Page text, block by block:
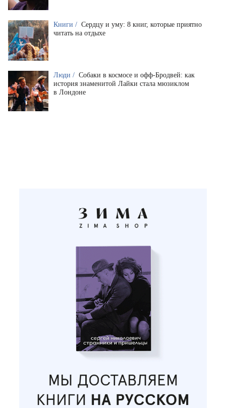
Книги / Сердцу и уму: 8 книг, которые приятно
читать на отдыхе
Люди / Собаки в космосе и офф-Бродвей: как
история знаменитой Лайки стала мюзиклом
в Лондоне